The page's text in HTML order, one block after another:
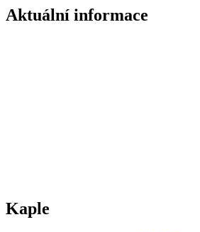
Aktuální informace
Kaple